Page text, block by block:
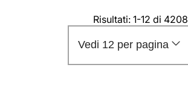
Risultati: 1-12 di 4208
Vedi 12 per pagina